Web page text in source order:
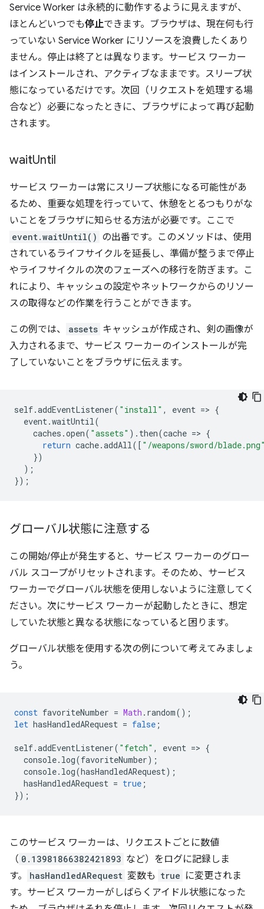
Service Worker は永続的に動作するように見えますが、
ほとんどいつでも停止できます。ブラウザは、現在何も行
っていない Service Worker にリソースを浪費したくあり
ません。停止は終了 とは異なります。サービス ワーカー
はインストールされ、アクティブなままです。スリープ状
態になっているだけです。次回（リクエストを処理する場
合など）必要になったときに、ブラウザによって再び起動
されます。
waitUntil
サービス ワーカーは常にスリープ状態になる可能性があ
るため、重要な処理を行っていて、休憩をとるつもりがな
いことをブラウザに知らせる方法が必要です。ここで
event.waitUntil() の出番です。このメソッドは、使用
されているライフサイクルを延長し、準備が整うまで停止
やライフサイクルの次のフェーズへの移行を防ぎます。こ
れにより、キャッシュの設定やネットワークからのリソー
スの取得などの作業を行うことができます。
この例では、 assets キャッシュが作成され、剣の画像が
入力されるまで、サービス ワーカーのインストールが完
了していないことをブラウザに伝えます。
self.addEventListener( "install" , event => {
event.waitUntil(
caches .open( "assets" ). then(cache => {
return cache.addAll([ "/weapons/sword/
})
);
});
グローバル状態に注意する
この開始/停止が発生すると、サービス ワーカーのグロー
バル スコープがリセットされます。そのため、サービス
ワーカーでグローバル状態を使用しないように注意してく
ださい。次にサービス ワーカーが起動したときに、想定
していた状態と異なる状態になっていると困ります。
グローバル状態を使用する次の例について考えてみましょ
う。
const favoriteNumber = Math . random();
let hasHandledARequest = false ;
self.addEventListener( "fetch" , event => {
console. log(favoriteNumber);
console. log(hasHandledARequest);
hasHandledARequest = true ;
});
このサービス ワーカーは、リクエストごとに数値
（ 0.13981866382421893 など）をログに記録しま
す。
hasHandledARequest 変数も true に変更されま
す。サービス ワーカーがしばらくアイドル状態になった